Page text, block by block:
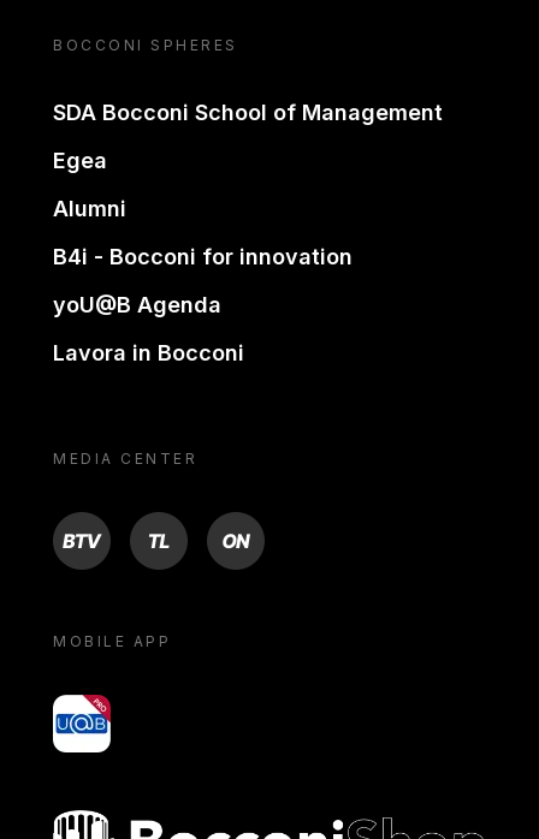
BOCCONI SPHERES
SDA Bocconi School of Management
Egea
Alumni
B4i - Bocconi for innovation
yoU@B Agenda
Lavora in Bocconi
MEDIA CENTER
BTV TL ON
MOBILE APP
yoU@B
Bocconi shop